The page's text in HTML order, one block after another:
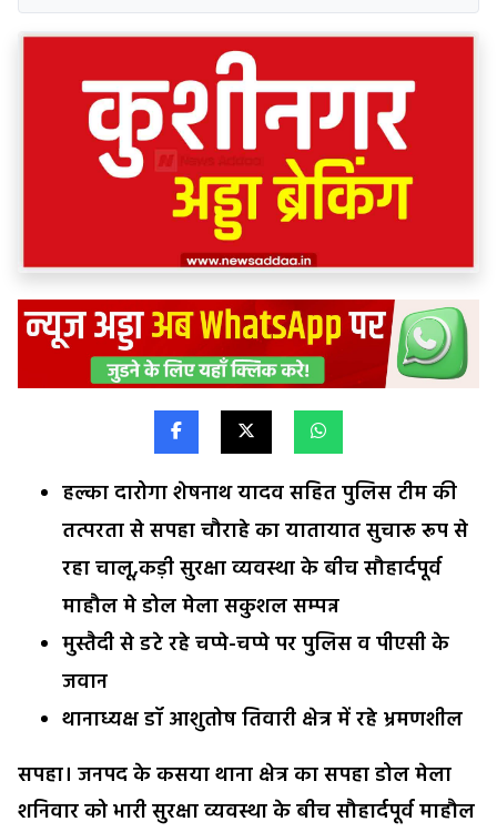
हल्का दारोगा शेषनाथ यादव सहित पुलिस टीम की
तत्परता से सपहा चौराहे का यातायात सुचारू रूप से
रहा चालू,कड़ी सुरक्षा व्यवस्था के बीच सौहार्दपूर्व
माहौल मे डोल मेला सकुशल सम्पन्न
मुस्तैदी से डटे रहे चप्पे-चप्पे पर पुलिस व पीएसी के
जवान
थानाध्यक्ष डॉ आशुतोष तिवारी क्षेत्र में रहे भ्रमणशील
सपहा। जनपद के कसया थाना क्षेत्र का सपहा डोल मेला
शनिवार को भारी सुरक्षा व्यवस्था के बीच सौहार्दपूर्व माहौल